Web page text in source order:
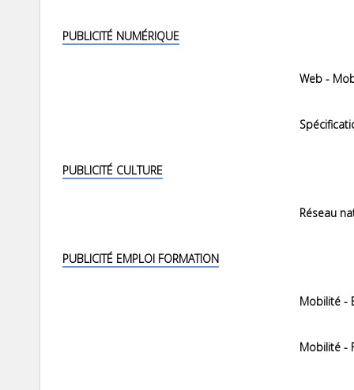
PUBLICITÉ NUMÉRIQUE
Web -
PUBLICITÉ CULTURE
Réseau
PUBLICITÉ EMPLOI FORMATION
Mobilité -
Mobilité -